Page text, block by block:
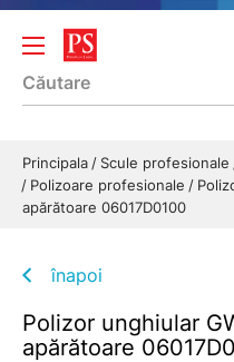
Principala Scule profesionale
Polizoare profesionale
apărătoare 06017D0100
înapoi
Polizor unghiular
apărătoare